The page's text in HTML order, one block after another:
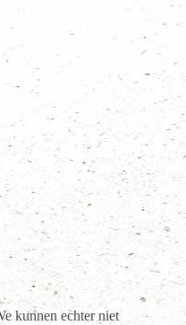
kunnen echter niet